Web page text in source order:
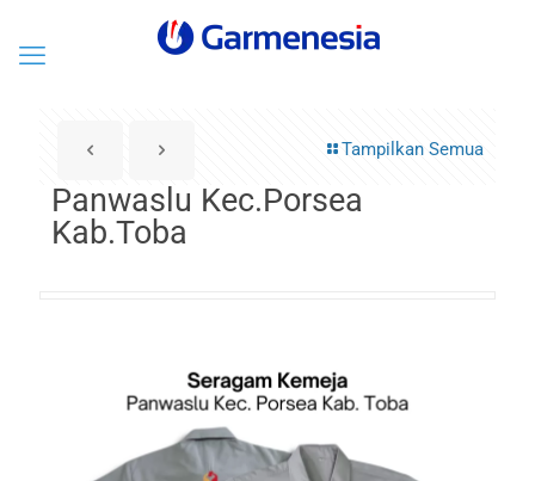
Tampilkan Semua
Panwaslu Kec.Porsea
Kab.Toba